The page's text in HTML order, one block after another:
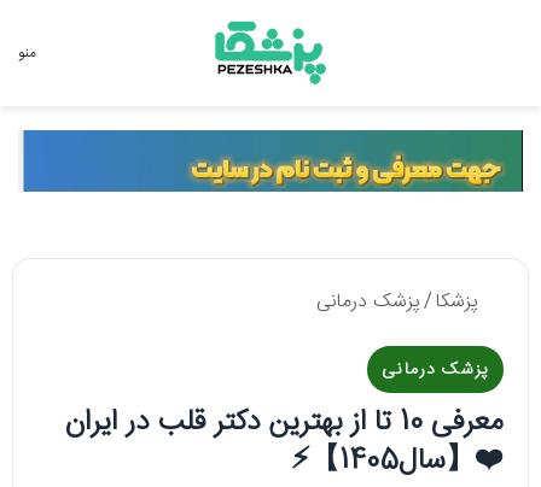
منو
پزشکا/پزشک درمانی
پزشک درمانی
معرفی 10 تا از بهترین دکتر قلب در ایران
❤️【سال1405】⚡️